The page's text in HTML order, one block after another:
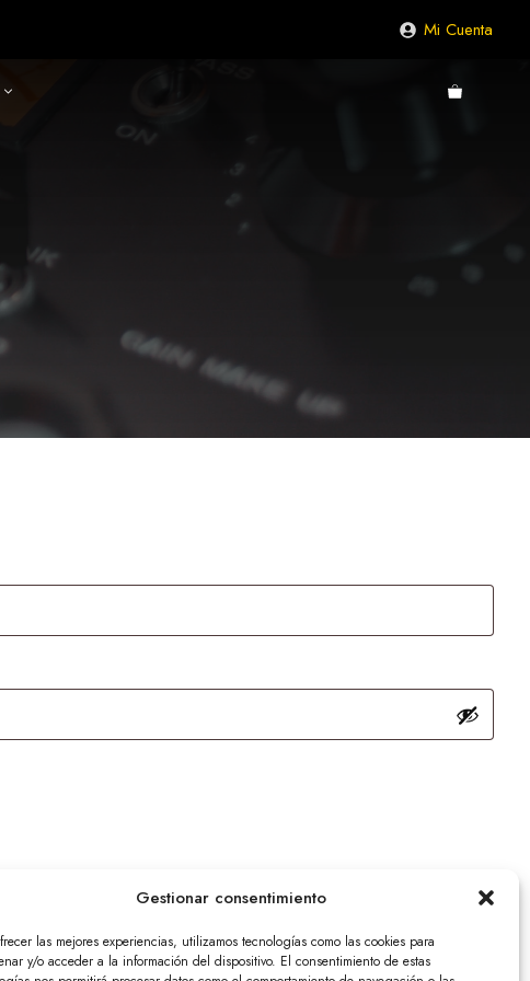
Gestionar consentimiento
las mejores experiencias, utilizamos tecnologías como las cookies para
y/o acceder a la información del dispositivo. El consentimiento de estas
Mi Cuenta